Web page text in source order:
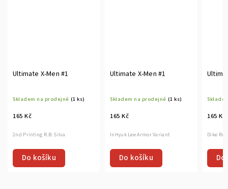
Ultimate X-Men #1
Skladem na prodejně (1 ks)
165 Kč
Do košíku
2nd Printing R.B. Silva
Ultimate X-Men #1
Skladem na prodejně (1 ks)
165 Kč
Do košíku
InHyuk Lee Armor Variant
165 Kč
Dike